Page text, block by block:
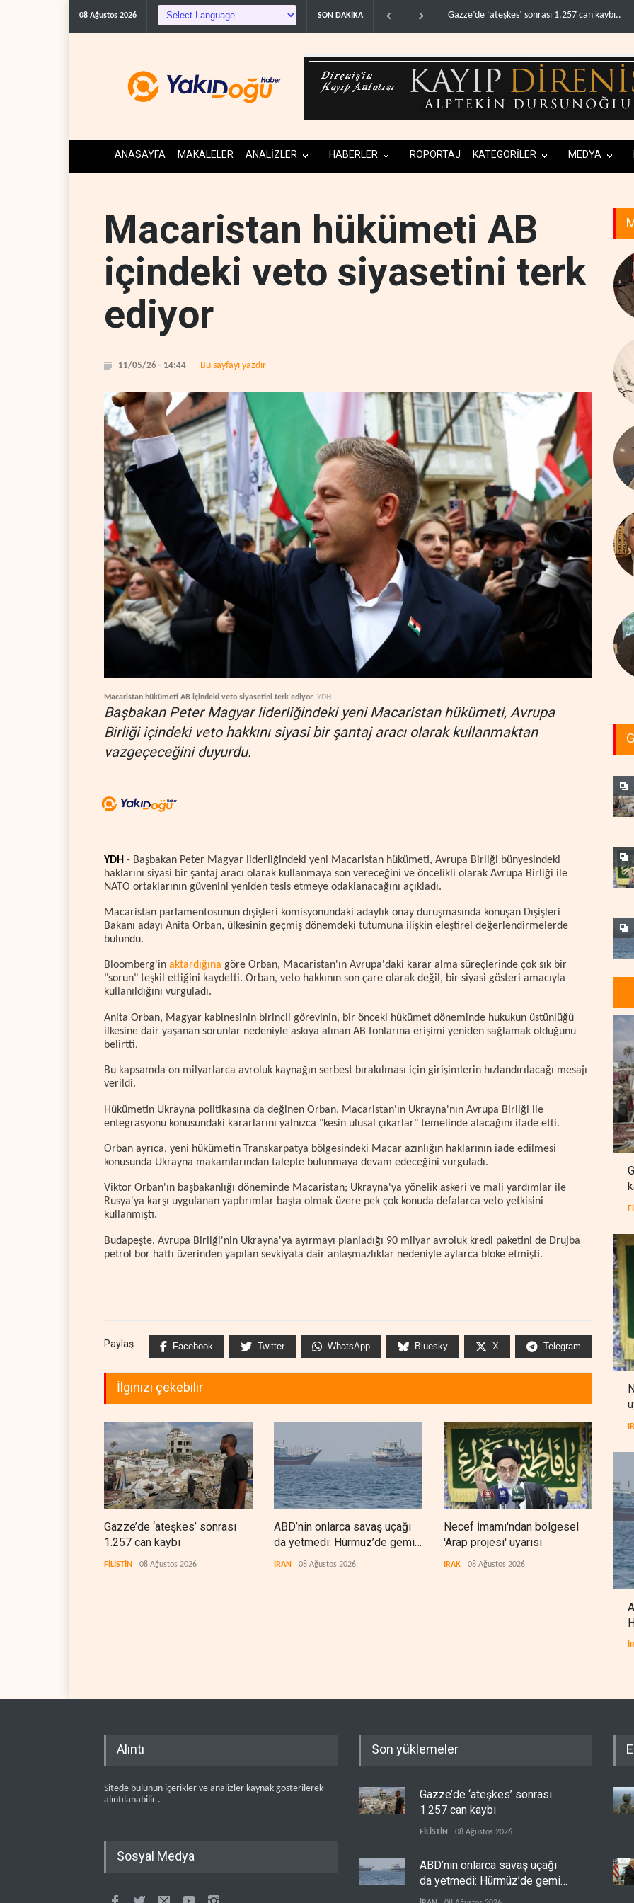
08 Ağustos 2026 SON DAKİKA
Gazze’de ‘ateşkes’ sonrası 1.257 can kaybı.. ABD’nin onlarca savaş uçağı da yetmedi:
ANASAYFA MAKALELER ANALİZLER HABERLER RÖPORTAJ KATEGORİLER MEDYA
Macaristan hükümeti AB
içindeki veto siyasetini terk
ediyor
11/05/26 - 14:44 Bu sayfayı yazdır
Macaristan hükümeti AB içindeki veto siyasetini terk ediyor YDH
Başbakan Peter Magyar liderliğindeki yeni Macaristan hükümeti, Avrupa
Birliği içindeki veto hakkını siyasi bir şantaj aracı olarak kullanmaktan
vazgeçeceğini duyurdu.
YDH - Başbakan Peter Magyar liderliğindeki yeni Macaristan hükümeti, Avrupa Birliği bünyesindeki
haklarını siyasi bir şantaj aracı olarak kullanmaya son vereceğini ve öncelikli olarak Avrupa Birliği ile
NATO ortaklarının güvenini yeniden tesis etmeye odaklanacağını açıkladı.
Macaristan parlamentosunun dışişleri komisyonundaki adaylık onay duruşmasında konuşan Dışişleri
Bakanı adayı Anita Orban, ülkesinin geçmiş dönemdeki tutumuna ilişkin eleştirel değerlendirmelerde
bulundu.
Bloomberg'in aktardığına göre Orban, Macaristan'ın Avrupa'daki karar alma süreçlerinde çok sık bir
"sorun" teşkil ettiğini kaydetti. Orban, veto hakkının son çare olarak değil, bir siyasi gösteri amacıyla
kullanıldığını vurguladı.
Anita Orban, Magyar kabinesinin birincil görevinin, bir önceki hükümet döneminde hukukun üstünlüğü
ilkesine dair yaşanan sorunlar nedeniyle askıya alınan AB fonlarına erişimi yeniden sağlamak olduğunu
belirtti.
Bu kapsamda on milyarlarca avroluk kaynağın serbest bırakılması için girişimlerin hızlandırılacağı mesajı
verildi.
Hükümetin Ukrayna politikasına da değinen Orban, Macaristan'ın Ukrayna'nın Avrupa Birliği ile
entegrasyonu konusundaki kararlarını yalnızca "kesin ulusal çıkarlar" temelinde alacağını ifade etti.
Orban ayrıca, yeni hükümetin Transkarpatya bölgesindeki Macar azınlığın haklarının iade edilmesi
konusunda Ukrayna makamlarından talepte bulunmaya devam edeceğini vurguladı.
Viktor Orban'ın başbakanlığı döneminde Macaristan; Ukrayna'ya yönelik askeri ve mali yardımlar ile
Rusya'ya karşı uygulanan yaptırımlar başta olmak üzere pek çok konuda defalarca veto yetkisini
kullanmıştı.
Budapeşte, Avrupa Birliği'nin Ukrayna'ya ayırmayı planladığı 90 milyar avroluk kredi paketini de Drujba
petrol bor hattı üzerinden yapılan sevkiyata dair anlaşmazlıklar nedeniyle aylarca bloke etmişti.
Paylaş: Facebook Twitter WhatsApp Bluesky X Telegram
İlginizi çekebilir
Gazze’de ‘ateşkes’ sonrası
1.257 can kaybı
FİLİSTİN 08 Ağustos 2026
ABD’nin onlarca savaş uçağı
da yetmedi: Hürmüz’de gemi
vuruldu
İRAN 08 Ağustos 2026
Necef İmamı'ndan bölgesel
'Arap projesi' uyarısı
IRAK 08 Ağustos 2026
Alıntı
Sitede bulunun içerikler ve analizler kaynak gösterilerek
alıntılanabilir .
Sosyal Medya
Son yüklemeler
Gazze’de ‘ateşkes’ sonrası
1.257 can kaybı
FİLİSTİN 08 Ağustos 2026
ABD’nin onlarca savaş uçağı
da yetmedi: Hürmüz’de gemi
vuruldu